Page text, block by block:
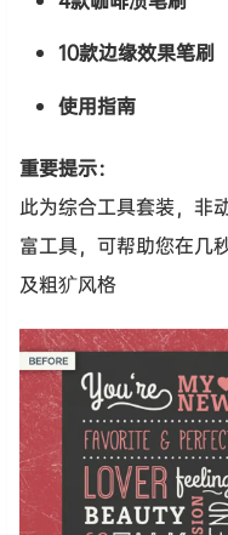
10款边缘效果笔刷
使用指南
重要提示：
此为综合工具套装，非
富工具，可帮助您在几
及粗犷风格